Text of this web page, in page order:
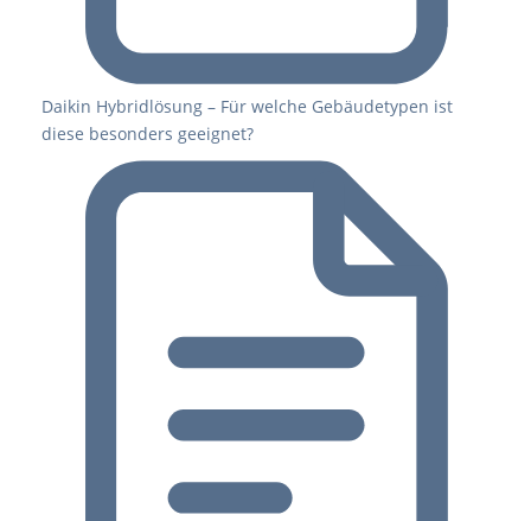
Daikin Hybridlösung – Für welche Gebäudetypen ist
diese besonders geeignet?